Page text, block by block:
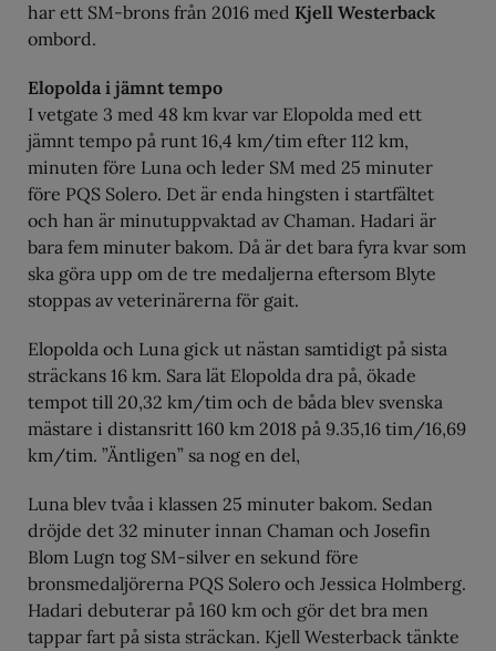
har ett SM-brons från 2016 med Kjell Westerback
ombord.
Elopolda i jämnt tempo
I vetgate 3 med 48 km kvar var Elopolda med ett
jämnt tempo på runt 16,4 km/tim efter 112 km,
minuten före Luna och leder SM med 25 minuter
före PQS Solero. Det är enda hingsten i startfältet
och han är minutuppvaktad av Chaman. Hadari är
bara fem minuter bakom. Då är det bara fyra kvar som
ska göra upp om de tre medaljerna eftersom Blyte
stoppas av veterinärerna för gait.
Elopolda och Luna gick ut nästan samtidigt på sista
sträckans 16 km. Sara lät Elopolda dra på, ökade
tempot till 20,32 km/tim och de båda blev svenska
mästare i distansritt 160 km 2018 på 9.35,16 tim/16,69
km/tim. ”Äntligen” sa nog en del,
Luna blev tvåa i klassen 25 minuter bakom. Sedan
dröjde det 32 minuter innan Chaman och Josefin
Blom Lugn tog SM-silver en sekund före
bronsmedaljörerna PQS Solero och Jessica Holmberg.
Hadari debuterar på 160 km och gör det bra men
tappar fart på sista sträckan. Kjell Westerback tänkte